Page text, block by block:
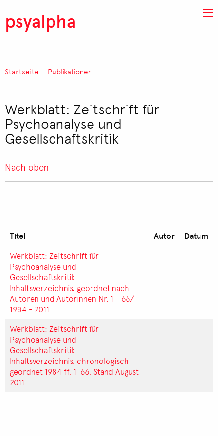
psyalpha
Pfadnavigation
Startseite Publikationen
Werkblatt: Zeitschrift für
Psychoanalyse und
Gesellschaftskritik
Nach oben
Titel Autor Datum
Werkblatt: Zeitschrift für
Psychoanalyse und
Gesellschaftskritik.
Inhaltsverzeichnis, geordnet nach
Autoren und Autorinnen Nr. 1 - 66/
1984 - 2011
Werkblatt: Zeitschrift für
Psychoanalyse und
Gesellschaftskritik.
Inhaltsverzeichnis, chronologisch
geordnet 1984 ff, 1-66, Stand August
2011